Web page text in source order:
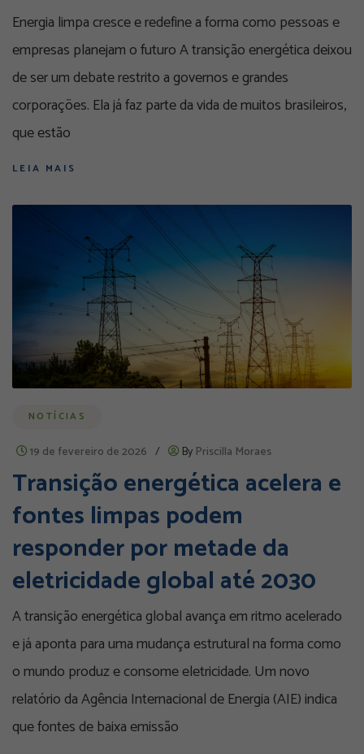
Energia limpa cresce e redefine a forma como pessoas e
empresas planejam o futuro A transição energética deixou
de ser um debate restrito a governos e grandes
corporações. Ela já faz parte da vida de muitos brasileiros,
que estão
LEIA MAIS
NOTÍCIAS
19 de fevereiro de 2026 / By Priscilla Moraes
Transição energética acelera e
fontes limpas podem
responder por metade da
eletricidade global até 2030
A transição energética global avança em ritmo acelerado
e já aponta para uma mudança estrutural na forma como
o mundo produz e consome eletricidade. Um novo
relatório da Agência Internacional de Energia (AIE) indica
que fontes de baixa emissão